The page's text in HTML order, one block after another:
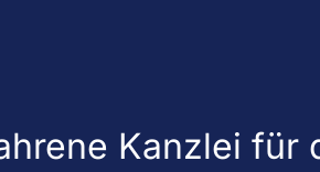
Kanzlei für